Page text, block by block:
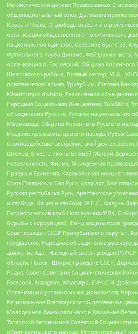
Инглистической церкви Православных
общенациональный союз, Движение против
Кровь и Честь, О свободе совести и о
организация общественного политического
национальное единство, Северное Братство,
Футбольного Клуба Динамо, Файзрахманисты,
организация п. Боровский, Община Коренного
Щелковского района, Правый сектор, УНА -
повстанческая армия, Тризуб им. Степана
Misanthropic division, Религиозное объединение
Народная Социальная Инициатива, TulaSkins,
объединение Русские, Русское национальное
Мирмамеда, Община Коренного Русского
Меджлис крымскотатарского народа, Рубеж
противодействии экстремистской
Штольц, В честь иконы Божией Матери
Независимость, Фирма, Молодежная
Правды и Единения, Каракольская
Союз Славянских Сил Руси, Алля-Аят,
Русская республика Русь, Арестантское
и свобода, Нация и свобода, W.H.С., Фалунь
Патриотический клуб-Новокузнецк/РПК,
борьбы с коррупцией, Фонд защиты прав
Совет граждан СССР Прикубанского округа г.
государство, Народное объединение русского
движение Адат, Народный совет граждан РСФСР
области, Проект Штурм, Граждане СССР,
Родов, Совет Советских Социалистических
Facebook, Instagram, WhatsApp, СИЧ-С14,
Организации украинских националистов,
Региональное Всетатарское общественное
Молодежное Демократическое Движение
Татарской Автономной Советской
ойрат-калмыцкого народа, Исполнительный